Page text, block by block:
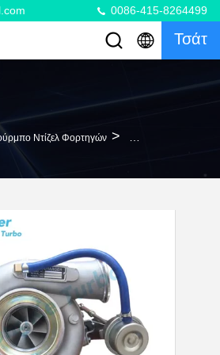
0086-415-8264499
Τσάτ
Ντίζελ Φορτηγών > Cummins HE351W